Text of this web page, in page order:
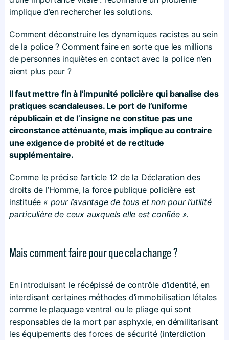
implique d’en rechercher les solutions.
Comment déconstruire les dynamiques racistes au sein
de la police ? Comment faire en sorte que les millions
de personnes inquiètes en contact avec la police n’en
aient plus peur ?
Il faut mettre fin à l’impunité policière qui banalise des
pratiques scandaleuses. Le port de l’uniforme
républicain et de l’insigne ne constitue pas une
circonstance atténuante, mais implique au contraire
une exigence de probité et de rectitude
supplémentaire.
Comme le précise l’article 12 de la Déclaration des
droits de l’Homme, la force publique policière est
instituée « pour l’avantage de tous et non pour l’utilité
particulière de ceux auxquels elle est confiée ».
Mais comment faire pour que cela change ?
En introduisant le récépissé de contrôle d’identité, en
interdisant certaines méthodes d’immobilisation létales
comme le plaquage ventral ou le pliage qui sont
responsables de la mort par asphyxie, en démilitarisant
les équipements des forces de sécurité (interdiction